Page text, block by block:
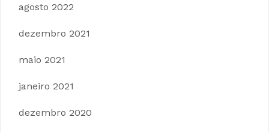
agosto 2022
dezembro 2021
maio 2021
janeiro 2021
dezembro 2020